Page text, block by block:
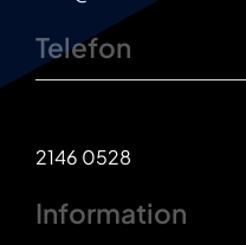
Telefon
2146 0528
Information